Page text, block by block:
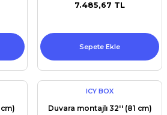
7.485,67 TL
Sepete Ekle
ICY BOX
Duvara montajlı 32'' (81 cm)